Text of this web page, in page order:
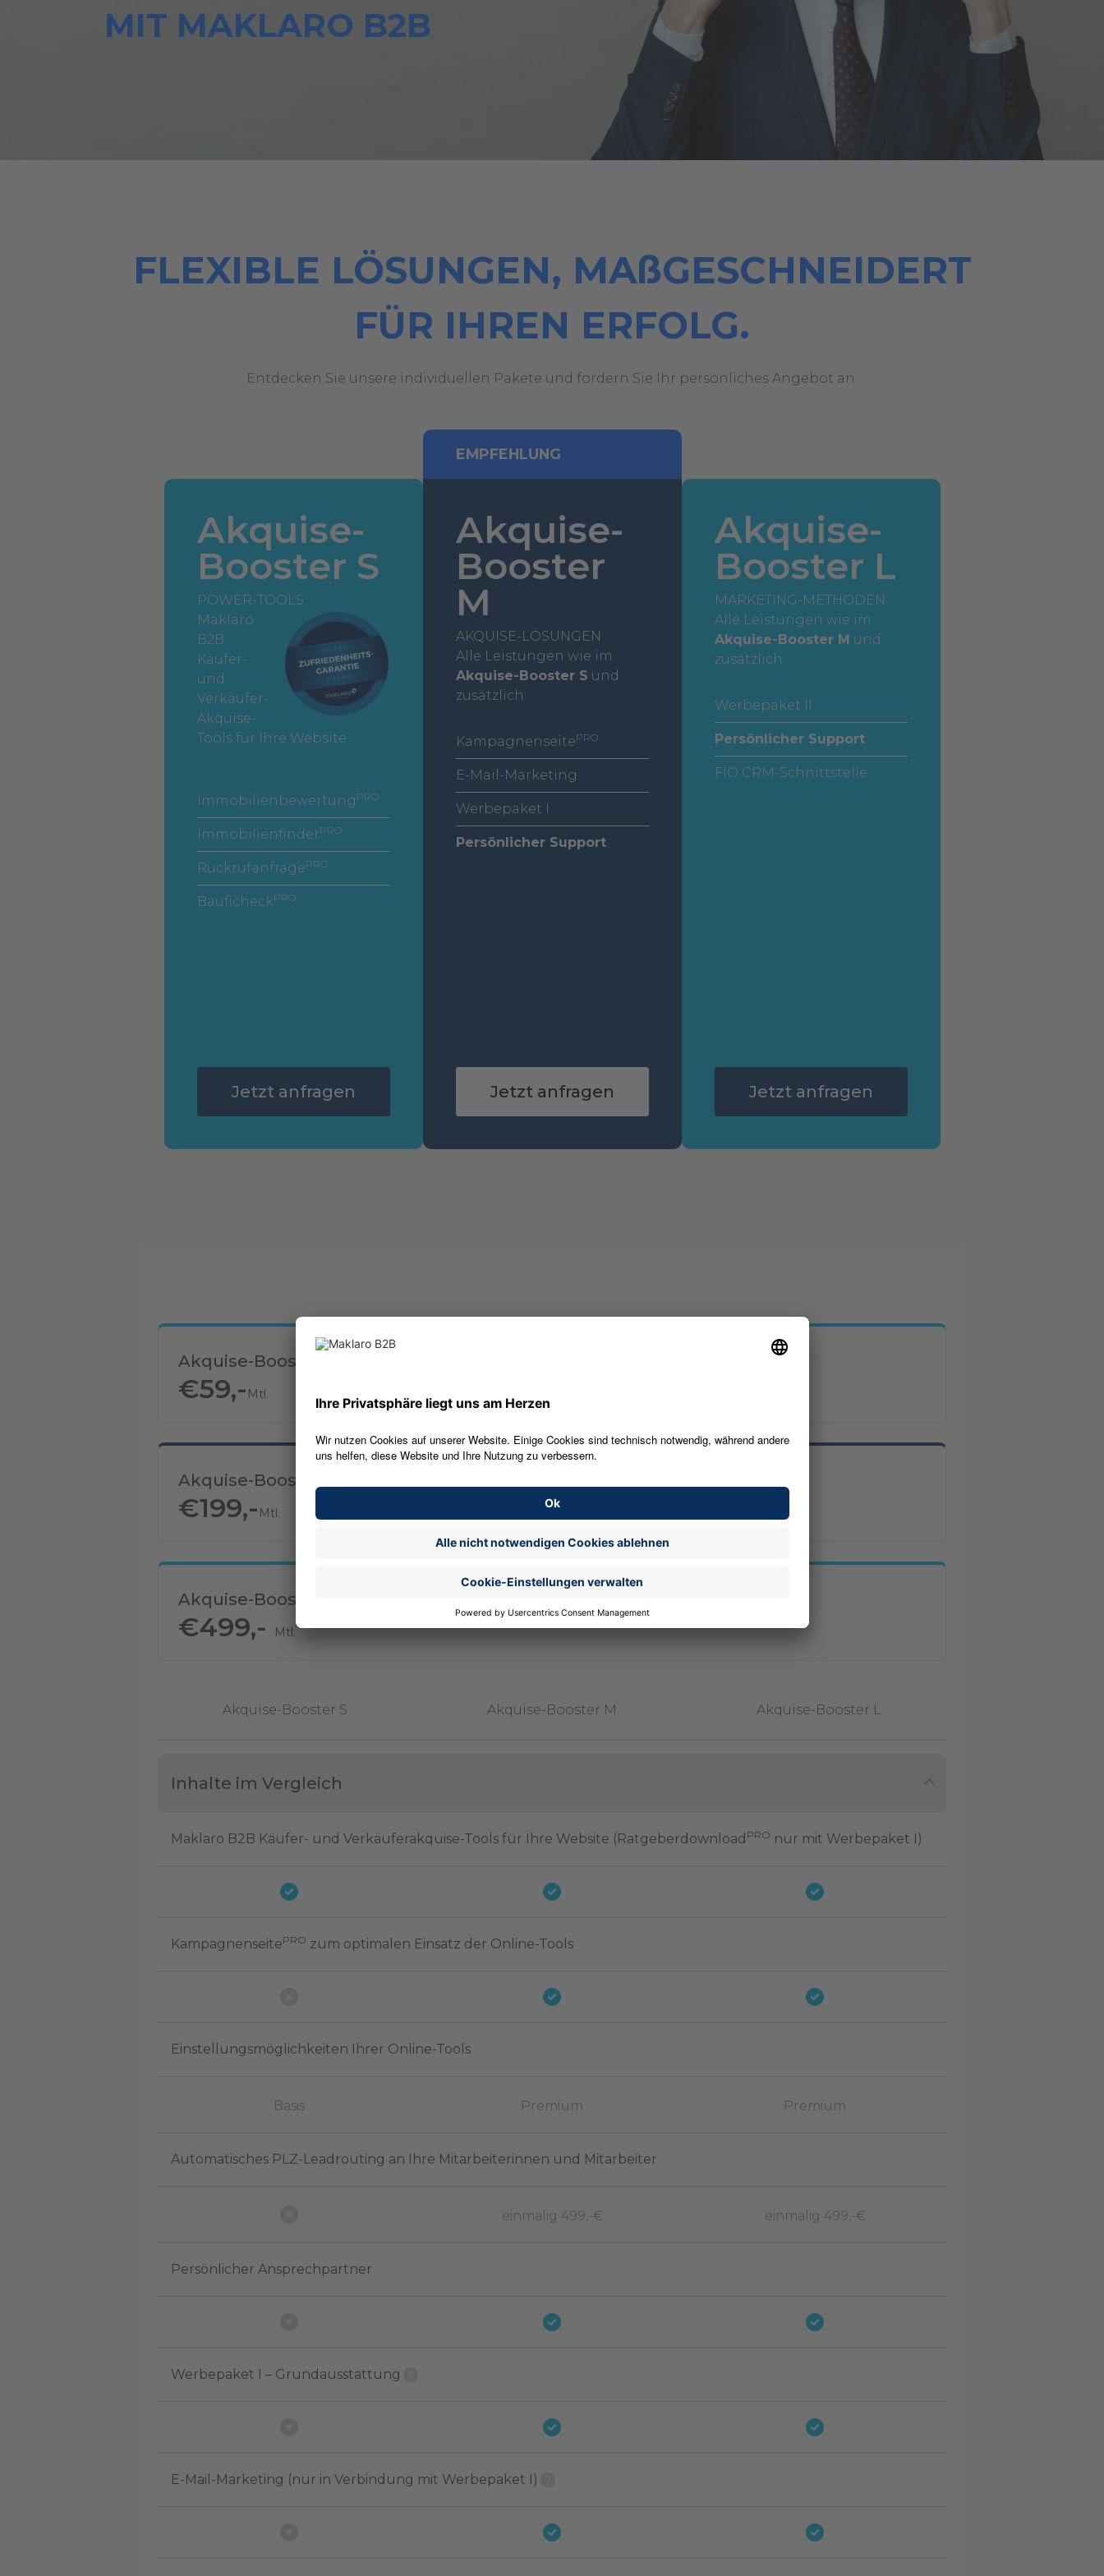
MIT MAKLARO B2B
FLEXIBLE LÖSUNGEN, MAßGESCHNEIDERT
FÜR IHREN ERFOLG.
Entdecken Sie unsere individuellen Pakete und fordern Sie Ihr persönliches Angebot an.
Akquise-
Booster S
POWER-TOOLS
Maklaro
B2B
Käufer-
und
Verkäufer-
Akquise-
Tools für Ihre Website
Immobilienbewertung PRO
ImmobilienfinderPRO
RückrufanfragePRO
BauficheckPRO
Jetzt anfragen
EMPFEHLUNG
Akquise-
Booster
M
AKQUISE-LÖSUNGEN
Alle Leistungen wie im
Akquise-Booster S und
zusätzlich:
KampagnenseitePRO
E-Mail-Marketing
Werbepaket I
Persönlicher Support
Jetzt anfragen
Akquise-
Booster L
MARKETING-METHODEN
Alle Leistungen wie im
Akquise-Booster M und
zusätzlich:
Werbepaket II
Persönlicher Support
FIO CRM-Schnittstelle
Jetzt anfragen
Akquise-Booster S
€59,- Mtl.
Akquise-Booster M
€199,- Mtl.
Akquise-Booster L
€499,- Mtl.
Akquise-Booster S Akquise-Booster M Akquise-Booster L
Inhalte im Vergleich
Maklaro B2B Käufer- und Verkäuferakquise-Tools für Ihre Website (Ratgeberdownload PRO nur mit Werbepaket I)
KampagnenseitePRO zum optimalen Einsatz der Online-Tools
Einstellungsmöglichkeiten Ihrer Online-Tools
Basis Premium Premium
Automatisches PLZ-Leadrouting an Ihre Mitarbeiterinnen und Mitarbeiter
einmalig 499,-€ einmalig 499,-€
Persönlicher Ansprechpartner
Werbepaket I – Grundausstattung
E-Mail-Marketing (nur in Verbindung mit Werbepaket I)